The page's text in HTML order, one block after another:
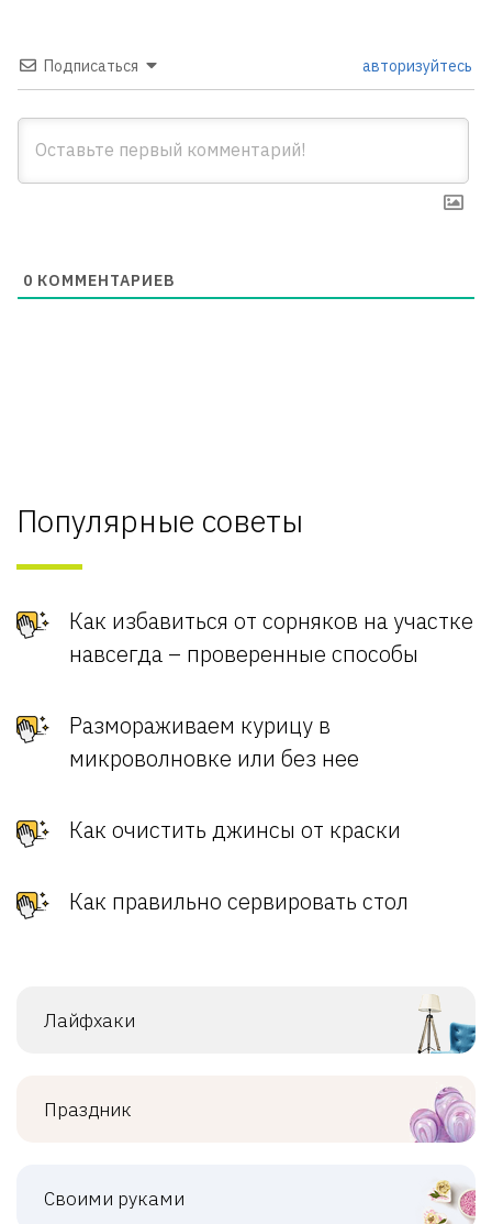
Подписаться авторизуйтесь
0 КОММЕНТАРИЕВ
Популярные советы
Как избавиться от сорняков на участке
навсегда – проверенные способы
Размораживаем курицу в
микроволновке или без нее
Как очистить джинсы от краски
Как правильно сервировать стол
Лайфхаки
Праздник
Своими руками